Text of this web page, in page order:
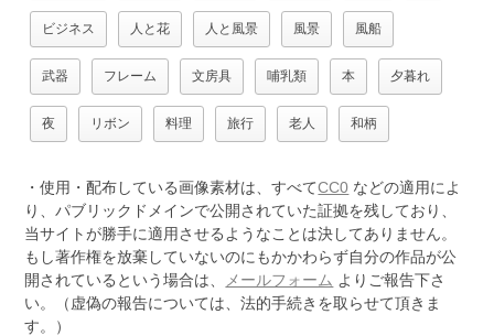
ビジネス 人と花 人と風景 風景 風船
武器 フレーム 文房具 哺乳類 本 夕暮れ
夜 リボン 料理 旅行 老人 和柄
・使用・配布している画像素材は、すべてCC0 などの適用によ
り、パブリックドメインで公開されていた証拠を残しており、
当サイトが勝手に適用させるようなことは決してありません。
もし著作権を放棄していないのにもかかわらず自分の作品が公
開されているという場合は、
メールフォーム よりご報告下さ
い。（虚偽の報告については、法的手続きを取らせて頂きま
す。）